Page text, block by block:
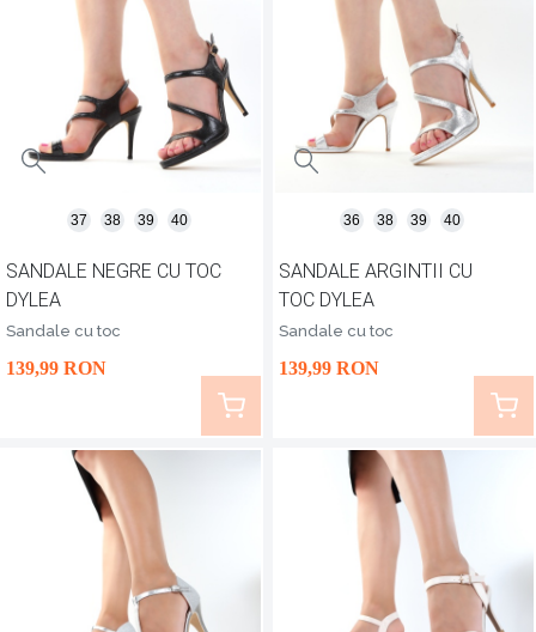
SANDALE NEGRE CU TOC
DYLEA
Sandale cu toc
139,99 RON
37 38 39 40
SANDALE ARGINTII CU
TOC DYLEA
Sandale cu toc
139,99 RON
36 38 39 40